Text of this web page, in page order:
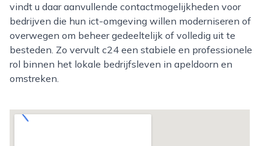
vindt u daar aanvullende contactmogelijkheden voor
bedrijven die hun ict-omgeving willen moderniseren of
overwegen om beheer gedeeltelijk of volledig uit te
besteden. Zo vervult c24 een stabiele en professionele
rol binnen het lokale bedrijfsleven in apeldoorn en
omstreken.